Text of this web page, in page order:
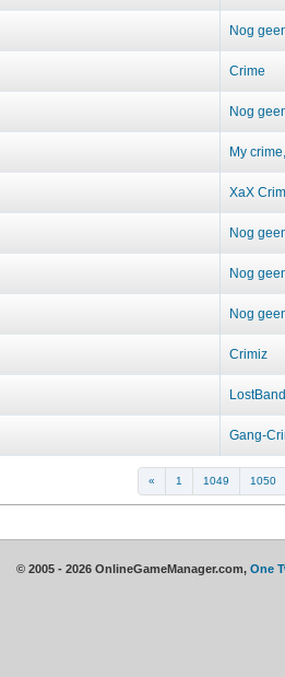
Nog
Crime
Nog
My
XaX
Nog
Nog
Nog
Crimiz
Gang-
« 1 1049 1050
© 2005 - 2026 OnlineGameManager.com, One